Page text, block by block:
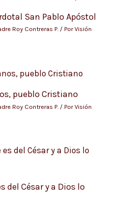
San Pablo Apóstol
Roy Contreras P. / PorVisión
pueblo Cristiano
Roy Contreras P. / PorVisión
del César y a Dios lo